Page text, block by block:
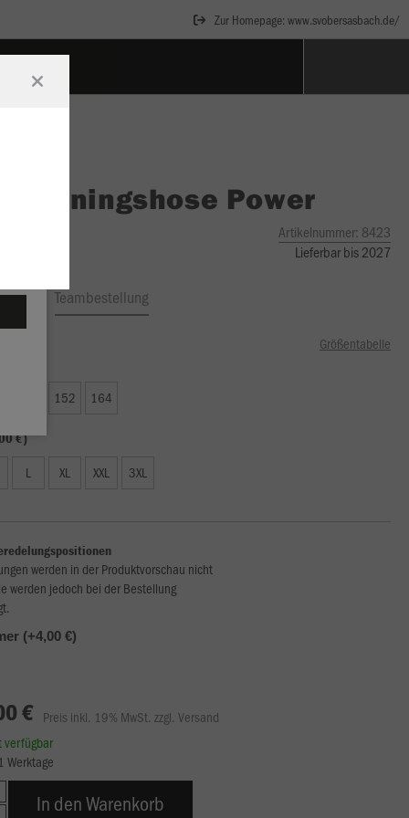
Zur Homepage: www.svobersasbach.de/
Trainingshose Power
Artikelnummer: 8423
Lieferbar bis 2027
Teambestellung
Größentabelle
152 164
€)
L XL XXL 3XL
werden in der Produktvorschau nicht
werden jedoch bei der Bestellung
(+4,00 €)
€ Preis inkl. 19% MwSt. zzgl. Versand
verfügbar
Werktage
In den Warenkorb